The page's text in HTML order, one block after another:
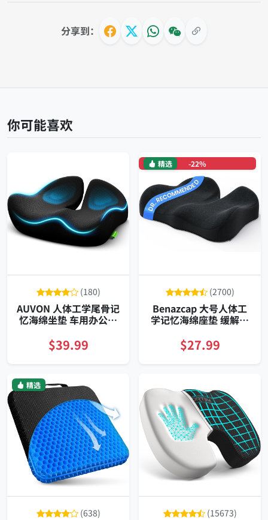
分享到：
你可能喜欢
(180)
AUVON 人体工学尾骨记
忆海绵坐垫 车用办公久
$39.99
-22%
精选
(2700)
Benazcap 大号人体工
学记忆海绵座垫 缓解坐
$27.99
精选
(638) (15673)